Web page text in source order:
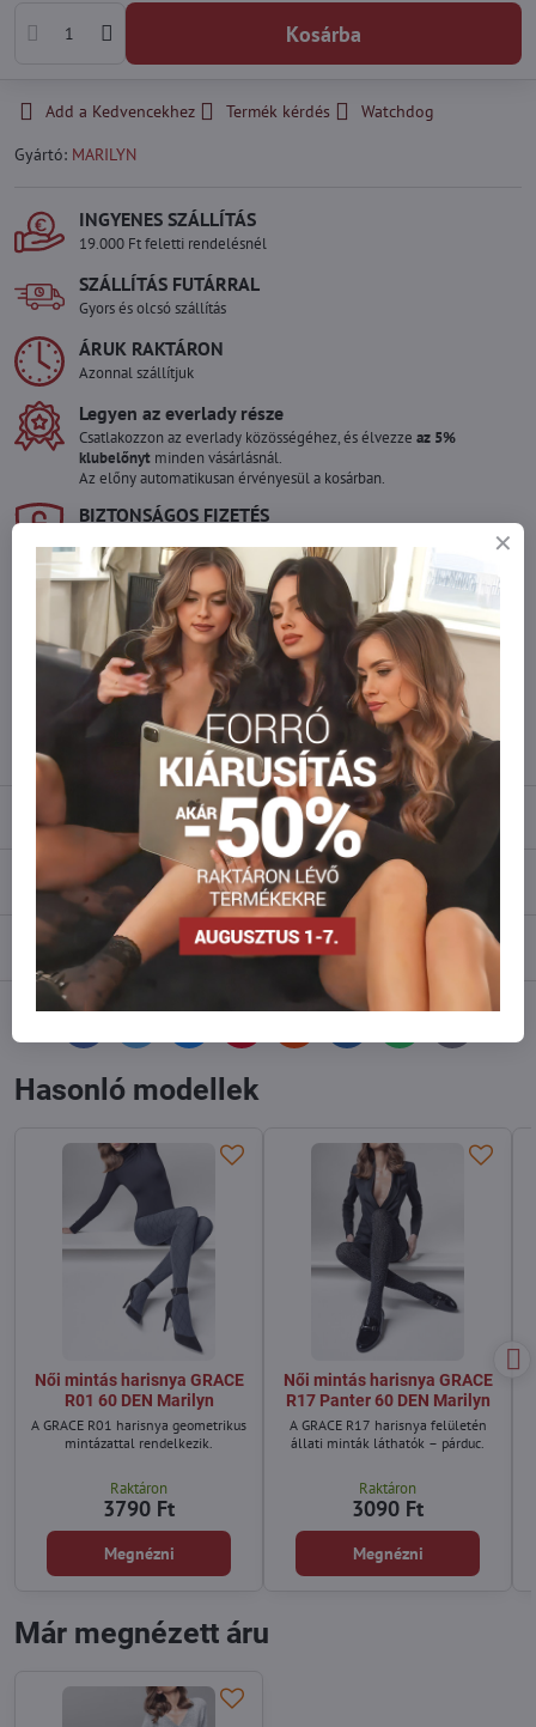
Kosárba
Add a Kedvencekhez Termék kérdés
Watchdog
Gyártó: MARILYN
INGYENES SZÁLLÍTÁS
19.000 Ft feletti rendelésnél
SZÁLLÍTÁS FUTÁRRAL
Gyors és olcsó szállítás
ÁRUK RAKTÁRON
Azonnal szállítjuk
Legyen az everlady része
Csatlakozzon az everlady közösségéhez, és élvezze az 5%
klubelőnyt minden vásárlásnál.
Az előny automatikusan érvényesül a kosárban.
BIZTONSÁGOS FIZETÉS
Szeretne több terméket rendelni mint
amennyi raktáron van?
Ne habozzon kapcsolatba lépni velünk, raktárra szállítjuk az árut!
info​@everlady​.eu
Leírás
Vélemények
Fórum
mail
Hasonló modellek
Női mintás harisnya GRACE
R01 60 DEN Marilyn
A GRACE R01 harisnya geometrikus
mintázattal rendelkezik.
Raktáron
3790 Ft
Megnézni
Női mintás harisnya GRACE
R17 Panter 60 DEN Marilyn
A GRACE R17 harisnya felületén
állati minták láthatók – párduc.
Raktáron
3090 Ft
Megnézni
Már megnézett áru